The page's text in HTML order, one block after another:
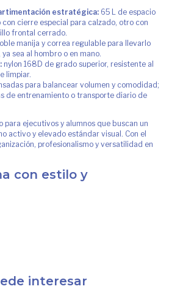
estratégica: 65 L de espacio
cierre especial para calzado, otro con
frontal cerrado.
manija y correa regulable para llevarlo
sea al hombro o en mano.
nylon 168D de grado superior, resistente al
limpiar.
para balancear volumen y comodidad;
de entrenamiento o transporte diario de
para ejecutivos y alumnos que buscan un
activo y elevado estándar visual. Con el
profesionalismo y versatilidad en
con estilo y
interesar